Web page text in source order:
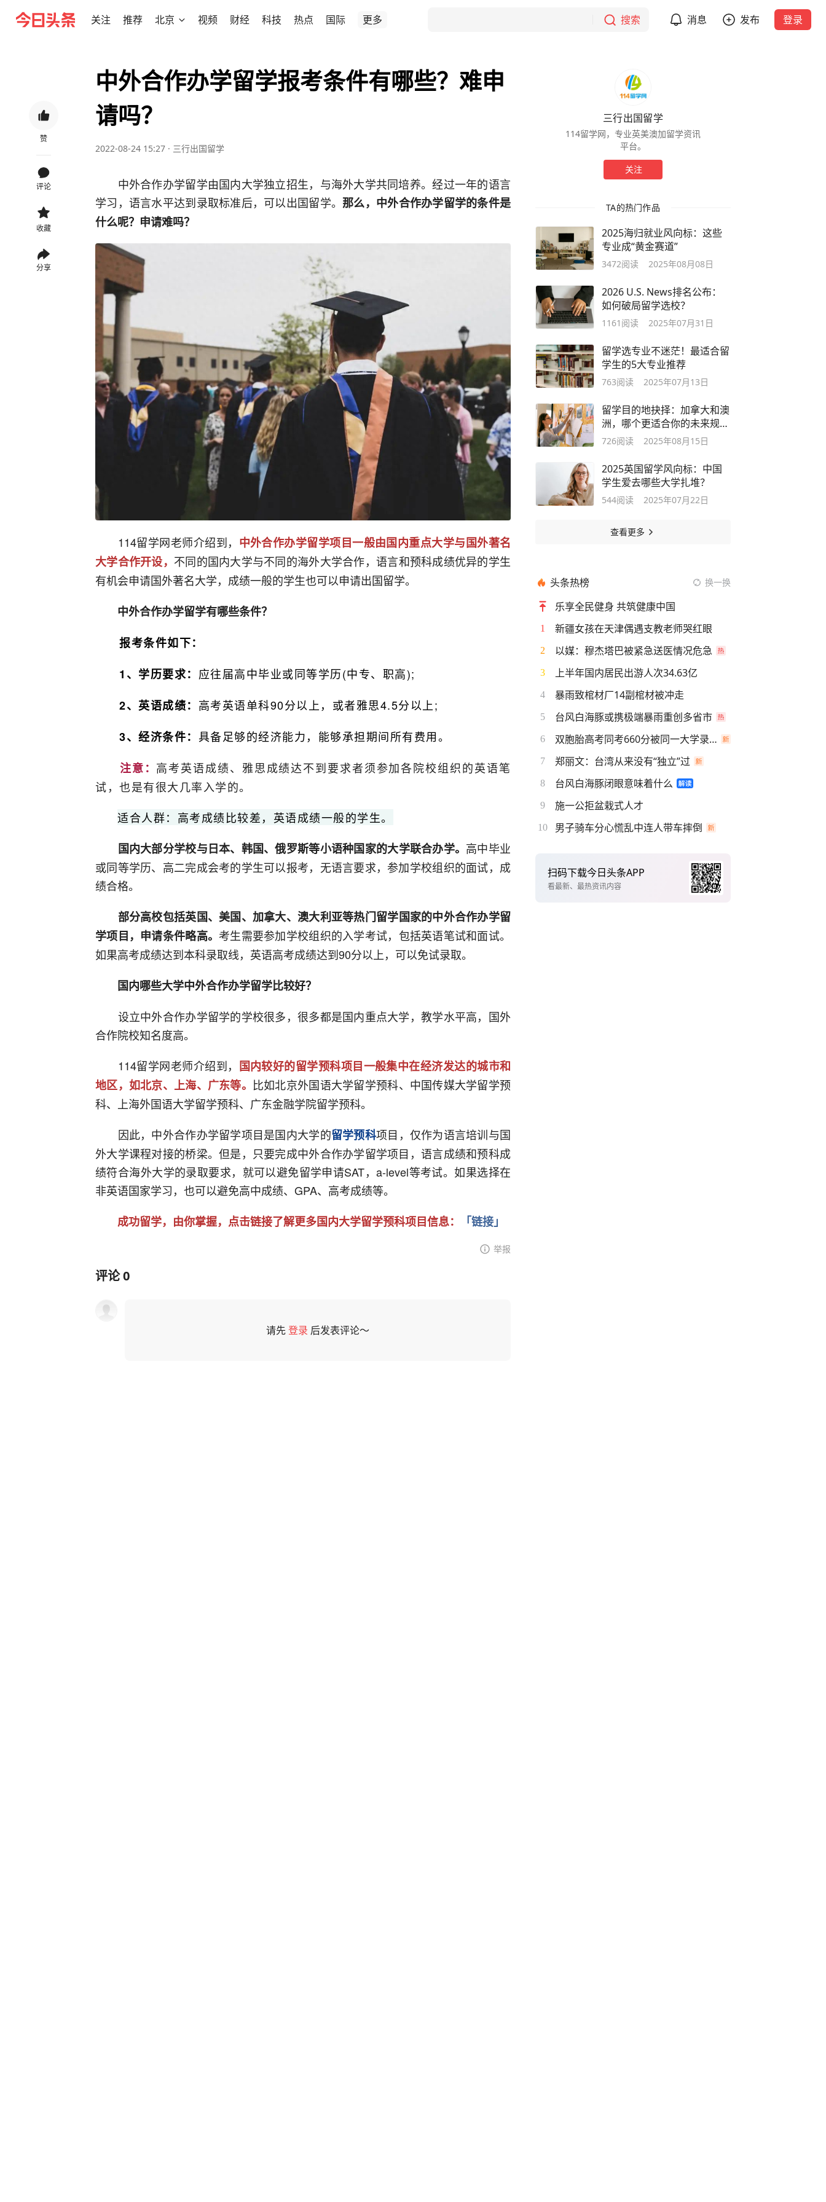
关注 推荐 北京 视频 财经 科技 热点 国际 更多 搜索 消息 发布 登录
赞
评论
收藏
分享
中外合作办学留学报考条件有哪些？难申
请吗？
2022-08-24 15:27 · 三行出国留学
中外合作办学留学由国内大学独立招生，与海外大学共同培养。经过一年的语言
学习，语言水平达到录取标准后，可以出国留学。 那么，中外合作办学留学的条件是
什么呢？申请难吗？
114留学网老师介绍到， 中外合作办学留学项目一般由国内重点大学与国外著名
大学合作开设， 不同的国内大学与不同的海外大学合作，语言和预科成绩优异的学生
有机会申请国外著名大学，成绩一般的学生也可以申请出国留学。
中外合作办学留学有哪些条件？
报考条件如下：
1、学历要求： 应往届高中毕业或同等学历(中专、职高);
2、英语成绩： 高考英语单科90分以上，或者雅思4.5分以上;
3、经济条件： 具备足够的经济能力，能够承担期间所有费用。
注意： 高考英语成绩、雅思成绩达不到要求者须参加各院校组织的英语笔
试，也是有很大几率入学的。
适合人群：高考成绩比较差，英语成绩一般的学生。
国内大部分学校与日本、韩国、俄罗斯等小语种国家的大学联合办学。 高中毕业
或同等学历、高二完成会考的学生可以报考，无语言要求，参加学校组织的面试，成
绩合格。
部分高校包括英国、美国、加拿大、澳大利亚等热门留学国家的中外合作办学留
学项目，申请条件略高。 考生需要参加学校组织的入学考试，包括英语笔试和面试。
如果高考成绩达到本科录取线，英语高考成绩达到90分以上，可以免试录取。
国内哪些大学中外合作办学留学比较好？
设立中外合作办学留学的学校很多，很多都是国内重点大学，教学水平高，国外
合作院校知名度高。
114留学网老师介绍到， 国内较好的留学预科项目一般集中在经济发达的城市和
地区，如北京、上海、广东等。 比如北京外国语大学留学预科、中国传媒大学留学预
科、上海外国语大学留学预科、广东金融学院留学预科。
因此，中外合作办学留学项目是国内大学的留学预科项目，仅作为语言培训与国
外大学课程对接的桥梁。但是，只要完成中外合作办学留学项目，语言成绩和预科成
绩符合海外大学的录取要求，就可以避免留学申请SAT，a-level等考试。如果选择在
非英语国家学习，也可以避免高中成绩、GPA、高考成绩等。
成功留学，由你掌握，点击链接了解更多国内大学留学预科项目信息：
「链接」
举报
评论0
请先登录 后发表评论～
三行出国留学
114留学网，专业英美澳加留学资讯
平台。
关注
TA的热门作品
2025海归就业风向标：这些
专业成“黄金赛道”
3472阅读 2025年08月08日
2026 U.S. News排名公布：
如何破局留学选校？
1161 阅读 2025年07月31日
留学选专业不迷茫！最适合留
学生的5大专业推荐
763阅读 2025年07月13日
留学目的地抉择：加拿大和澳
洲，哪个更适合你的未来规
划？
726阅读 2025年08月15日
2025英国留学风向标：中国
学生爱去哪些大学扎堆？
544阅读 2025年07月22日
查看更多
头条热榜 换一换
乐享全民健身 共筑健康中国
1 新疆女孩在天津偶遇支教老师哭红眼
2 以媒：穆杰塔巴被紧急送医情况危急
3 上半年国内居民出游人次34.63亿
4 暴雨致棺材厂14副棺材被冲走
5 台风白海豚或携极端暴雨重创多省市
6 双胞胎高考同考660分被同一大学录取
7 郑丽文：台湾从来没有“独立”过
8 台风白海豚闭眼意味着什么
9 施一公拒盆栽式人才
10 男子骑车分心慌乱中连人带车摔倒
扫码下载今日头条APP
看最新、最热资讯内容